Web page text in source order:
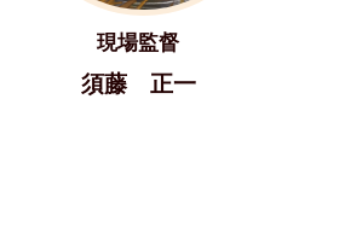
現場監督
須藤 正一